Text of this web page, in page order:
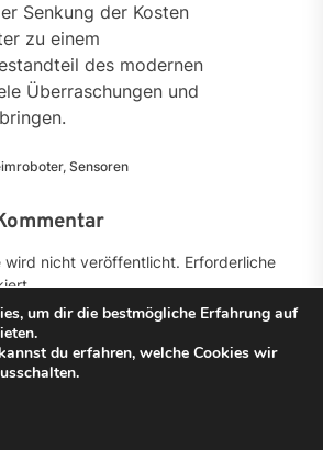
Senkung der Kosten
zu einem
des modernen
Überraschungen und
, Sensoren
wird nicht veröffentlicht. Erforderliche
um dir die bestmögliche Erfahrung auf
kannst du erfahren, welche Cookies wir